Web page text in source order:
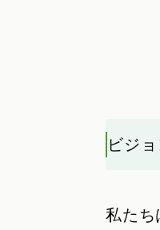
ビジ
私たち